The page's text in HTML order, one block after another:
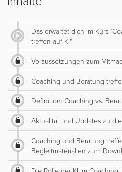
Das erwartet dich im Kurs
treffen auf KI"
Voraussetzungen zum
Coaching und Beratung
Definition: Coaching vs.
Aktualität und Updates zu
Coaching und Beratung
Begleitmaterialien zum